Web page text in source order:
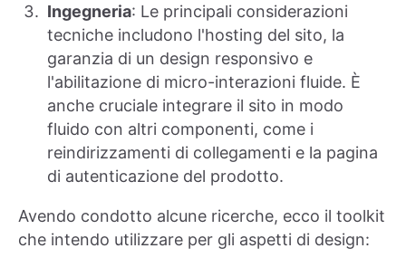
Ingegneria: Le principali considerazioni
tecniche includono l'hosting del sito, la
garanzia di un design responsivo e
l'abilitazione di micro-interazioni fluide. È
anche cruciale integrare il sito in modo
fluido con altri componenti, come i
reindirizzamenti di collegamenti e la pagina
di autenticazione del prodotto.
Avendo condotto alcune ricerche, ecco il toolkit
che intendo utilizzare per gli aspetti di design: